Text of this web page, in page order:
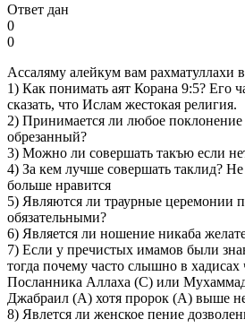
Ответ дан
0
0
Ассаляму алейкум вам рахматуллахи
1) Как понимать аят Корана 9:5? Его
сказать, что Ислам жестокая религия.
2) Принимается ли любое
обрезанный?
3) Можно ли совершать такъю если
4) За кем лучше совершать таклид?
больше нравится
5) Являются ли траурные церемонии
обязательными?
6) Является ли ношение никаба
7) Если у пречистых имамов были
тогда почему часто слышно в хадисах
Посланника Аллаха (С) или
Джабраил (А) хотя пророк (А) выше
8) Явлется ли женское пение